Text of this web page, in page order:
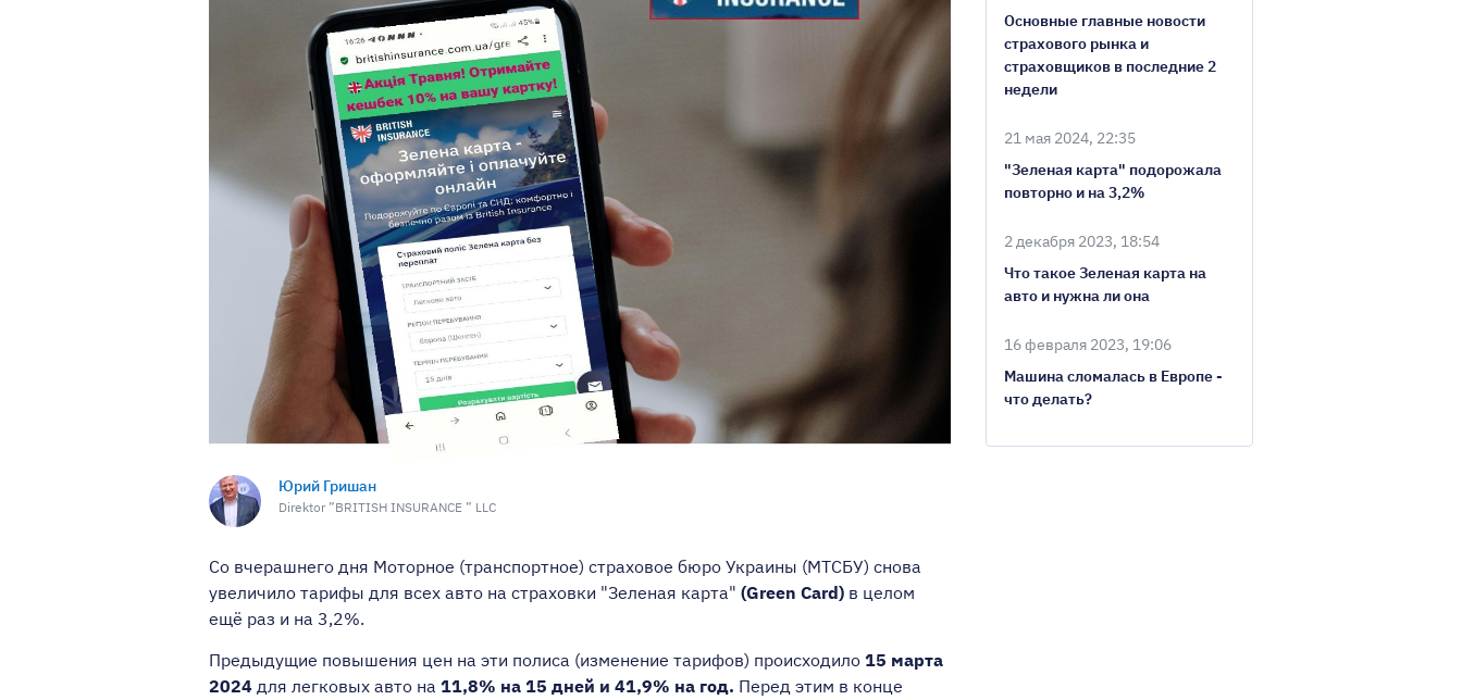
Юрий Гришан
Direktor ”BRITISH INSURANCE ” LLC
Со вчерашнего дня Моторное (транспортное) страховое бюро Украины (МТСБУ) снова
увеличило тарифы для всех авто на страховки "Зеленая карта" (Green Card) в целом
ещё раз и на 3,2%.
Предыдущие повышения цен на эти полиса (изменение тарифов) происходило 15 марта
2024 для легковых авто на 11,8% на 15 дней и 41,9% на год. Перед этим в конце
Основные главные новости
страхового рынка и
страховщиков в последние 2
недели
21 мая 2024, 22:35
"Зеленая карта" подорожала
повторно и на 3,2%
2 декабря 2023, 18:54
Что такое Зеленая карта на
авто и нужна ли она
16 февраля 2023, 19:06
Машина сломалась в Европе -
что делать?